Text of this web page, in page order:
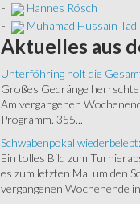
-
Hannes Rösch
-
Muhamad Hussain
Aktuelles aus
Unterföhring holt die
Großes Gedränge
Am vergangenen
Programm. 355...
Schwabenpokal
Ein tolles Bild zum
es zum letzten Mal um den
vergangenen Wochenende